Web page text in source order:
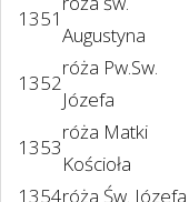
1351
Augustyna
1352
róża Pw.Sw.
Józefa
1353
róża Matki
Kościoła
1354róża Św. Józefa